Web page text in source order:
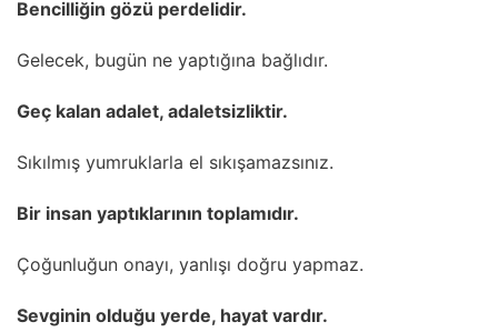
Bencilliğin gözü perdelidir.
Gelecek, bugün ne yaptığına bağlıdır.
Geç kalan adalet, adaletsizliktir.
Sıkılmış yumruklarla el sıkışamazsınız.
Bir insan yaptıklarının toplamıdır.
Çoğunluğun onayı, yanlışı doğru yapmaz.
Sevginin olduğu yerde, hayat vardır.